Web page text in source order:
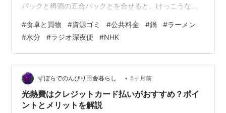
パックと樽酒の五合パックとを合せると、けっこうな束
標識の根元に出す。今朝は一番乗りではなかった。ベー
カリーさんから、業務用の材料の袋やらダンボールやら
が、大量に出されてあった。 児童公園の先にある郵便ポ
ストまで足を延し、明けがたようやく書き了えた礼状は
がき二葉を投函する。 引返して、まずセブンイレブン
へ。電気・ガス代の振込みだ。電気の期限は昨…
#食卓と買物 #資源ゴミ #公共料金 #鍋 #ラーメン
#水分 #ラジオ深夜便 #NHK
ずぼらでのんびり田舎暮らし • 5ヶ月前
光熱費はクレジットカード払いがおすすめ？ポイ
ントとメリットを解説